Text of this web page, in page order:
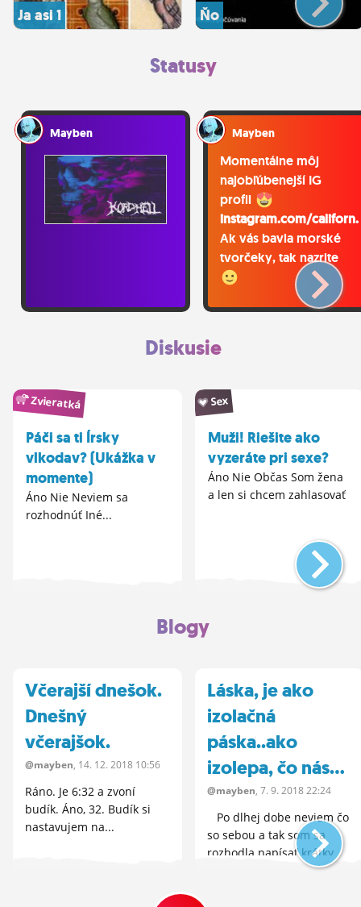
Ja asi 1 Ňo
Statusy
Mayben Mayben
Momentálne môj
najobľúbenejší IG
profil
instagram.com/
Ak vás bavia morské
tvorčeky, tak nazrite
Diskusie
Zvieratká
Páči sa ti Írsky
vlkodav? (Ukážka v
momente)
Áno Nie Neviem sa
rozhodnúť Iné...
Sex
Muži! Riešite ako
vyzeráte pri sexe?
Áno Nie Občas Som žena
a len si chcem zahlasovať
Blogy
Včerajší dnešok.
Dnešný
včerajšok.
@mayben, 14. 12. 2018 10:56
Ráno. Je 6:32 a zvoní
budík. Áno, 32. Budík si
nastavujem na...
Láska, je ako
izolačná
páska..ako
izolepa, čo nás...
@mayben, 7. 9. 2018 22:24
Po dlhej dobe neviem čo
so sebou a tak som sa
rozhodla napísať krátky